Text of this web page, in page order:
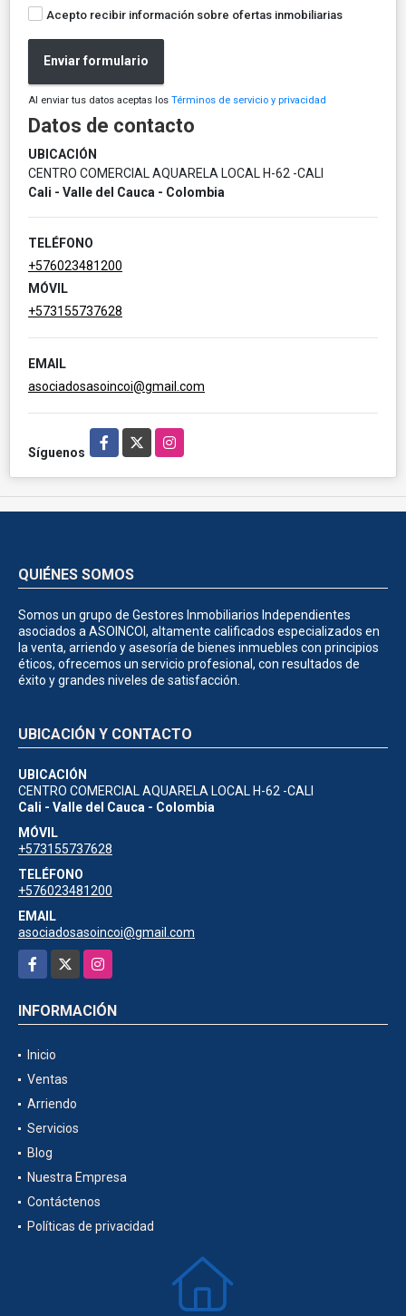
Acepto recibir información sobre ofertas inmobiliarias
Enviar formulario
Al enviar tus datos aceptas los Términos de servicio y privacidad
Datos de contacto
UBICACIÓN
CENTRO COMERCIAL AQUARELA LOCAL H-62 -CALI
Cali - Valle del Cauca - Colombia
TELÉFONO
+576023481200
MÓVIL
+573155737628
EMAIL
asociadosasoincoi@gmail.com
Síguenos
Facebook Instagram
QUIÉNES SOMOS
Somos un grupo de Gestores Inmobiliarios Independientes
asociados a ASOINCOI, altamente calificados especializados en
la venta, arriendo y asesoría de bienes inmuebles con principios
éticos, ofrecemos un servicio profesional, con resultados de
éxito y grandes niveles de satisfacción.
UBICACIÓN Y CONTACTO
UBICACIÓN
CENTRO COMERCIAL AQUARELA LOCAL H-62 -CALI
Cali - Valle del Cauca - Colombia
MÓVIL
+573155737628
TELÉFONO
+576023481200
EMAIL
asociadosasoincoi@gmail.com
Facebook
Instagram
INFORMACIÓN
Inicio
Ventas
Arriendo
Servicios
Blog
Nuestra Empresa
Contáctenos
Políticas de privacidad